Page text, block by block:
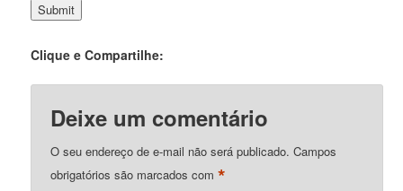
Clique e Compartilhe:
Deixe um comentário
O seu endereço de e-mail não será publicado. Campos
obrigatórios são marcados com*